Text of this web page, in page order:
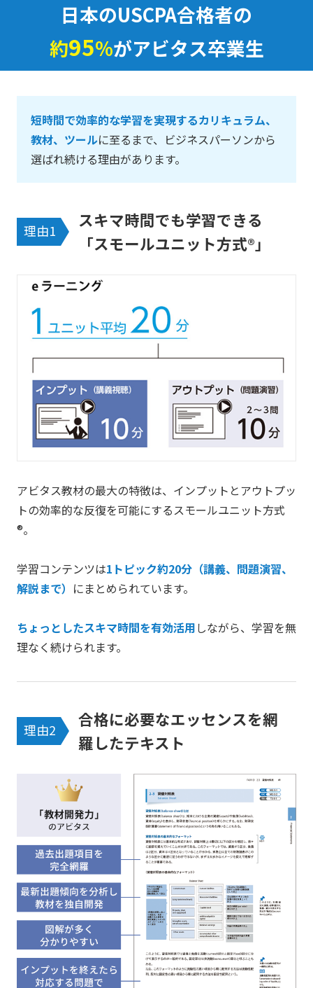
日本のUSCPA合格者の
約95%がアビタス卒業生
短時間で効率的な学習を実現するカリキュラム、
教材、ツールに至るまで、ビジネスパーソンから
選ばれ続ける理由があります。
理由1
スキマ時間でも学習できる
「スモールユニット方式®」
アビタス教材の最大の特徴は、インプットとアウトプッ
トの効率的な反復を可能にするスモールユニット方式
®。
学習コンテンツは1トピック約20分（講義、問題演習、
解説まで） にまとめられています。
ちょっとしたスキマ時間を有効活用しながら、学習を無
理なく続けられます。
理由2
合格に必要なエッセンスを網
羅したテキスト